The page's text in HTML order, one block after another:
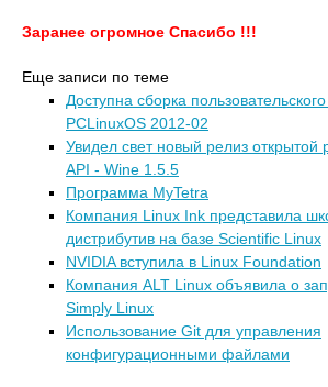
Заранее огромное Спасибо !!!
Еще записи по теме
Доступна сборка
PCLinuxOS 2012-02
Увидел свет новый релиз открытой
API - Wine 1.5.5
Программа MyTetra
Компания Linux Ink представила
дистрибутив на базе Scientific Linux
NVIDIA вступила в Linux Foundation
Компания ALT Linux объявила о
Simply Linux
Использование Git для управления
конфигурационными файлами